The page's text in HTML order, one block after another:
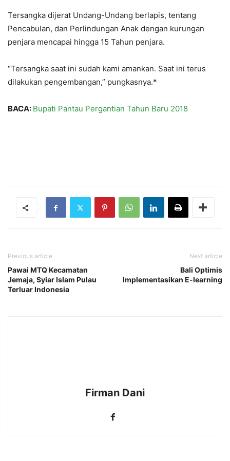
‎Tersangka dijerat Undang-Undang berlapis, tentang
Pencabulan, dan Perlindungan Anak dengan kurungan
penjara mencapai hingga 15 Tahun penjara.
“Tersangka saat ini sudah kami amankan. Saat ini terus
dilakukan pengembangan,” pungkasnya.*
BACA: Bupati Pantau Pergantian Tahun Baru 2018
Previous article
Pawai MTQ Kecamatan
Jemaja, Syiar Islam Pulau
Terluar Indonesia
Next article
Bali Optimis
Implementasikan E-learning
Firman Dani